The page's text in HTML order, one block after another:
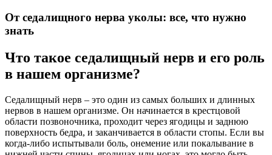
От седалищного нерва уколы: все, что нужно
знать
Что такое седалищный нерв и его роль
в нашем организме?
Седалищный нерв – это один из самых больших и длинных
нервов в нашем организме. Он начинается в крестцовой
области позвоночника, проходит через ягодицы и заднюю
поверхность бедра, и заканчивается в области стопы. Если вы
когда-либо испытывали боль, онемение или покалывание в